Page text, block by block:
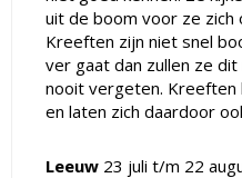
uit de boom voor ze zich
Kreeften zijn niet snel
ver gaat dan zullen ze
nooit vergeten.
en laten zich daardoor
Leeuw 23 juli t/m 22